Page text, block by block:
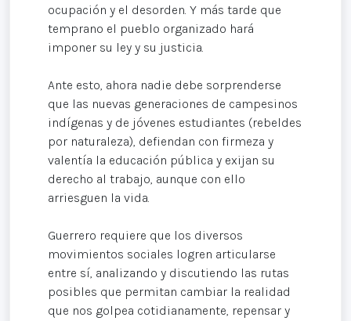
ocupación y el desorden. Y más tarde que
temprano el pueblo organizado hará
imponer su ley y su justicia.
Ante esto, ahora nadie debe sorprenderse
que las nuevas generaciones de campesinos
indígenas y de jóvenes estudiantes (rebeldes
por naturaleza), defiendan con firmeza y
valentía la educación pública y exijan su
derecho al trabajo, aunque con ello
arriesguen la vida.
Guerrero requiere que los diversos
movimientos sociales logren articularse
entre sí, analizando y discutiendo las rutas
posibles que permitan cambiar la realidad
que nos golpea cotidianamente, repensar y